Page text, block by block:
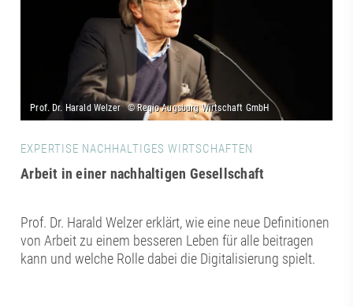
EXPERTISE NACHHALTIGES WIRTSCHAFTEN
Arbeit in einer nachhaltigen Gesellschaft
Prof. Dr. Harald Welzer erklärt, wie eine neue Definitionen
von Arbeit zu einem besseren Leben für alle beitragen
kann und welche Rolle dabei die Digitalisierung spielt.